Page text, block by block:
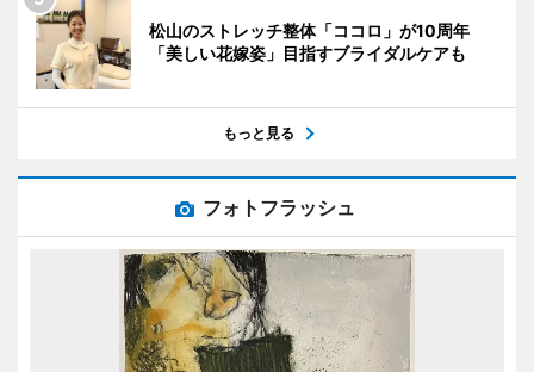
松山のストレッチ整体「ココロ」が10周年
「美しい花嫁姿」目指すブライダルケアも
もっと見る
フォトフラッシュ